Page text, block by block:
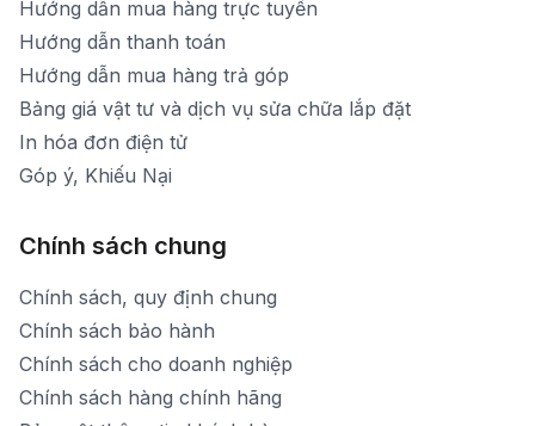
Hướng dẫn mua hàng trực tuyến
Hướng dẫn thanh toán
Hướng dẫn mua hàng trả góp
Bảng giá vật tư và dịch vụ sửa chữa lắp đặt
In hóa đơn điện tử
Góp ý, Khiếu Nại
Chính sách chung
Chính sách, quy định chung
Chính sách bảo hành
Chính sách cho doanh nghiệp
Chính sách hàng chính hãng